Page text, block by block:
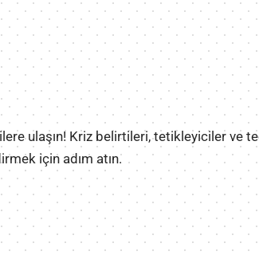
ulaşın! Kriz belirtileri, tetikleyiciler ve
için adım atın.